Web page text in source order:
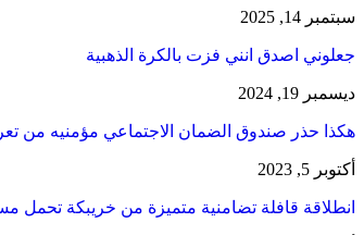
سبتمبر 14, 2025
جعلوني اصدق انني فزت بالكرة الذهبية
ديسمبر 19, 2024
هكذا حذر صندوق الضمان الاجتماعي مؤمنيه من
أكتوبر 5, 2023
انطلاقة قافلة تضامنية متميزة من خريبكة تحمل